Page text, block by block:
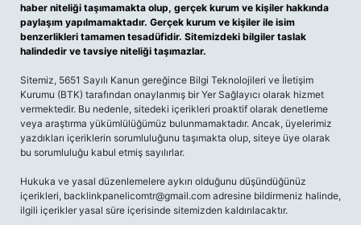
haber niteliği taşımamakta olup, gerçek kurum ve kişiler hakkında
paylaşım yapılmamaktadır. Gerçek kurum ve kişiler ile isim
benzerlikleri tamamen tesadüfidir. Sitemizdeki bilgiler taslak
halindedir ve tavsiye niteliği taşımazlar.
Sitemiz, 5651 Sayılı Kanun gereğince Bilgi Teknolojileri ve İletişim
Kurumu (BTK) tarafından onaylanmış bir Yer Sağlayıcı olarak hizmet
vermektedir. Bu nedenle, sitedeki içerikleri proaktif olarak denetleme
veya araştırma yükümlülüğümüz bulunmamaktadır. Ancak, üyelerimiz
yazdıkları içeriklerin sorumluluğunu taşımakta olup, siteye üye olarak
bu sorumluluğu kabul etmiş sayılırlar.
Hukuka ve yasal düzenlemelere aykırı olduğunu düşündüğünüz
içerikleri, backlinkpanelicomtr@gmail.com adresine bildirmeniz halinde,
ilgili içerikler yasal süre içerisinde sitemizden kaldırılacaktır.